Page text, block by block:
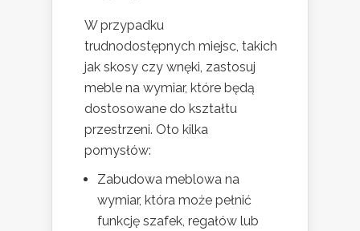
W przypadku
trudnodostępnych miejsc, takich
jak skosy czy wnęki, zastosuj
meble na wymiar, które będą
dostosowane do kształtu
przestrzeni. Oto kilka
pomysłów:
Zabudowa meblowa na
wymiar, która może pełnić
funkcję szafek, regałów lub